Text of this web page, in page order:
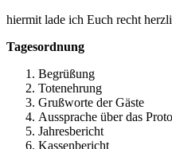
hiermit lade ich Euch recht
Tagesordnung
Begrüßung
Totenehrung
Grußworte der Gäste
Aussprache über das
Jahresbericht
Kassenbericht